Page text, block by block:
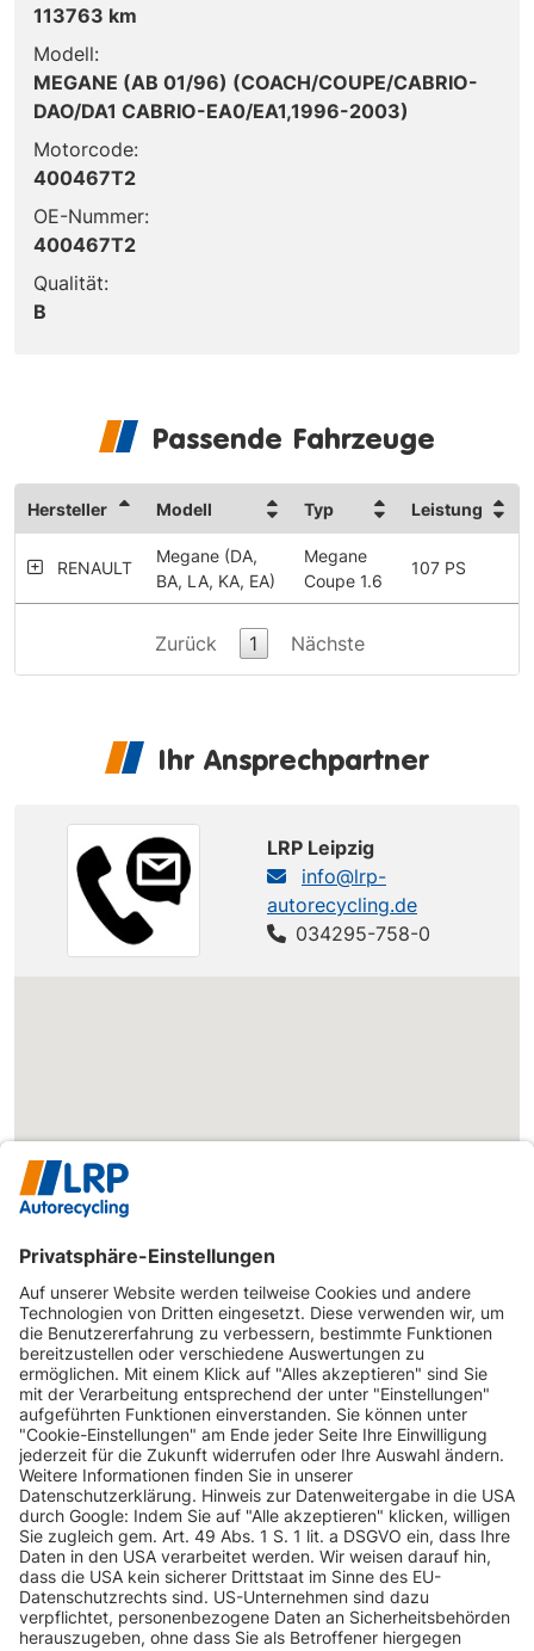
113763 km
Modell:
MEGANE (AB 01/96) (COACH/COUPE/CABRIO-
DAO/DA1 CABRIO-EA0/EA1,1996-2003)
Motorcode:
400467T2
OE-Nummer:
400467T2
Qualität:
B
Passende Fahrzeuge
Hersteller Modell Typ Leistung
RENAULT
Megane (DA,
BA, LA, KA, EA)
Megane
Coupe 1.6
107 PS
Zurück 1 Nächste
Ihr Ansprechpartner
LRP Leipzig
info@lrp-
autorecycling.de
034295-758-0
INFORMATIONEN
KUNDENSERVICE
INFORMATIONEN